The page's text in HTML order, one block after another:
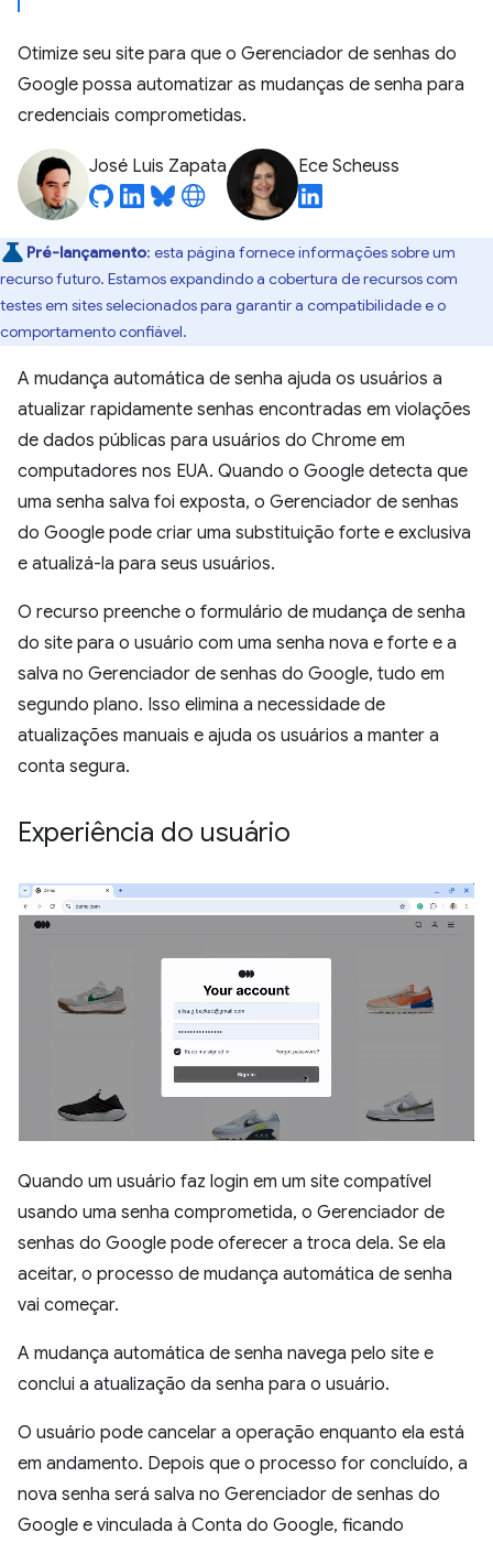
Otimize seu site para que o Gerenciador de senhas do
Google possa automatizar as mudanças de senha para
credenciais comprometidas.
José Luis Zapata Ece Scheuss
Pré-lançamento: esta página fornece informações sobre um
recurso futuro. Estamos expandindo a cobertura de recursos com
testes em sites selecionados para garantir a compatibilidade e o
comportamento confiável.
A mudança automática de senha ajuda os usuários a
atualizar rapidamente senhas encontradas em violações
de dados públicas para usuários do Chrome em
computadores nos EUA. Quando o Google detecta que
uma senha salva foi exposta, o Gerenciador de senhas
do Google pode criar uma substituição forte e exclusiva
e atualizá-la para seus usuários.
O recurso preenche o formulário de mudança de senha
do site para o usuário com uma senha nova e forte e a
salva no Gerenciador de senhas do Google, tudo em
segundo plano. Isso elimina a necessidade de
atualizações manuais e ajuda os usuários a manter a
conta segura.
Experiência do usuário
Quando um usuário faz login em um site compatível
usando uma senha comprometida, o Gerenciador de
senhas do Google pode oferecer a troca dela. Se ela
aceitar, o processo de mudança automática de senha
vai começar.
A mudança automática de senha navega pelo site e
conclui a atualização da senha para o usuário.
O usuário pode cancelar a operação enquanto ela está
em andamento. Depois que o processo for concluído, a
nova senha será salva no Gerenciador de senhas do
Google e vinculada à Conta do Google, ficando